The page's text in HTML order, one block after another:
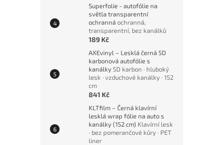
Superfolie - autofólie na
světla transparentní
ochrannáochranná,
transparentní, bez kanálků
189 Kč
AXEvinyl – Lesklá černá 5D
karbonová autofólie s
kanálky 5D karbon · hluboký
lesk · vzduchové kanálky · 152
cm
841 Kč
KLTfilm – Černá klavírní
lesklá wrap fólie na auto s
kanálky (152 cm) Klavírní lesk
· bez pomerančové kůry · PET
liner